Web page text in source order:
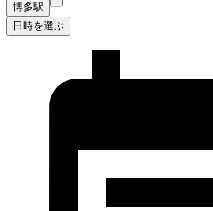
博多駅
日時を選ぶ